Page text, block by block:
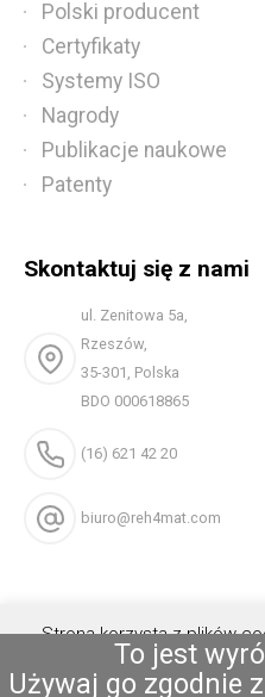
Polski producent
Certyfikaty
Systemy ISO
Nagrody
Publikacje naukowe
Patenty
Skontaktuj się z nami
ul. Zenitowa 5a,
Rzeszów,
35-301, Polska
BDO 000618865
(16) 621 42 20
biuro@reh4mat.com
Strona korzysta z plików
Możesz określić warunki
To jest
Używaj go zgodnie